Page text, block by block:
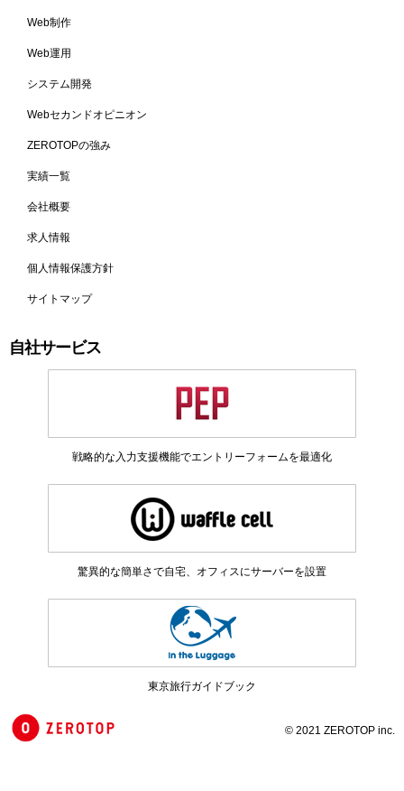
Web制作​
Web運用​
システム開発​
Webセカンドオピニオン​
ZEROTOPの強み​
実績一覧​
会社概要​
求人情報​
個人情報保護方針
サイトマップ​
自社サービス​
戦略的な入力支援機能でエントリーフォームを最適化​
驚異的な簡単さで自宅、オフィスにサーバーを設置​
東京旅行ガイドブック​
© 2021 ZEROTOP inc.​